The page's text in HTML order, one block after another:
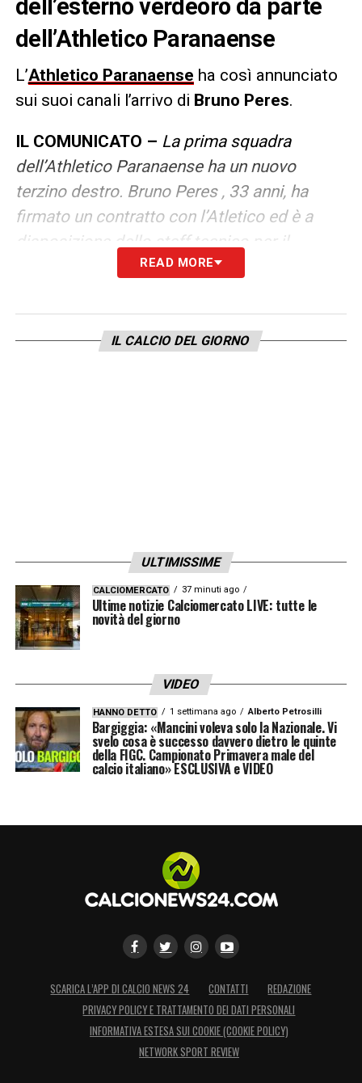
dell’esterno verdeoro da parte
dell’Athletico Paranaense
L’Athletico Paranaense ha così annunciato
sui suoi canali l’arrivo di Bruno Peres.
IL COMUNICATO – La prima squadra
dell’Athletico Paranaense ha un nuovo
terzino destro. Bruno Peres , 33 anni, ha
firmato un contratto con l’Atletico ed è a
disposizione dello staff tecnico per il
Campionato brasiliano. Il legame con il club
LA PLAYLIST DELLE NOSTRE TOP NEWS
READ MORE
IL CALCIO DEL GIORNO
ULTIMISSIME
CALCIOMERCATO 37 minuti ago
Ultime notizie Calciomercato LIVE: tutte le
novità del giorno
VIDEO
HANNO DETTO 1 settimana ago Alberto Petrosilli
Bargiggia: «Mancini voleva solo la Nazionale. Vi
svelo cosa è successo davvero dietro le quinte
della FIGC. Campionato Primavera male del
calcio italiano» ESCLUSIVA e VIDEO
SCARICA L’APP DI CALCIO NEWS 24 CONTATTI
REDAZIONE
PRIVACY POLICY E TRATTAMENTO DEI DATI PERSONALI
INFORMATIVA ESTESA SUI COOKIE (COOKIE POLICY)
NETWORK SPORT REVIEW